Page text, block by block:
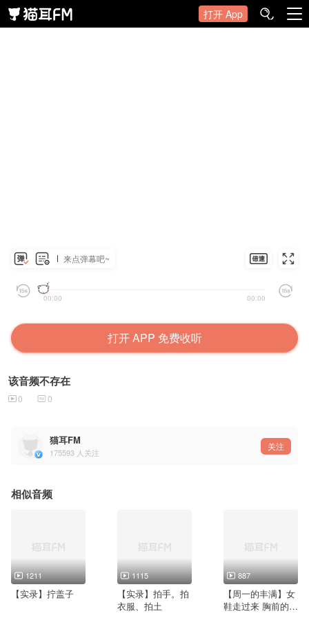
打开 App
来点弹幕吧~
00:00 00:00
打开 APP 免费收听
该音频不存在
0 0
猫耳FM
175593 人关注
关注
相似音频
1211
【实录】拧盖子
1115
【实录】拍手。拍
衣服、拍土
887
【周一的丰满】女
鞋走过来 胸前的牌